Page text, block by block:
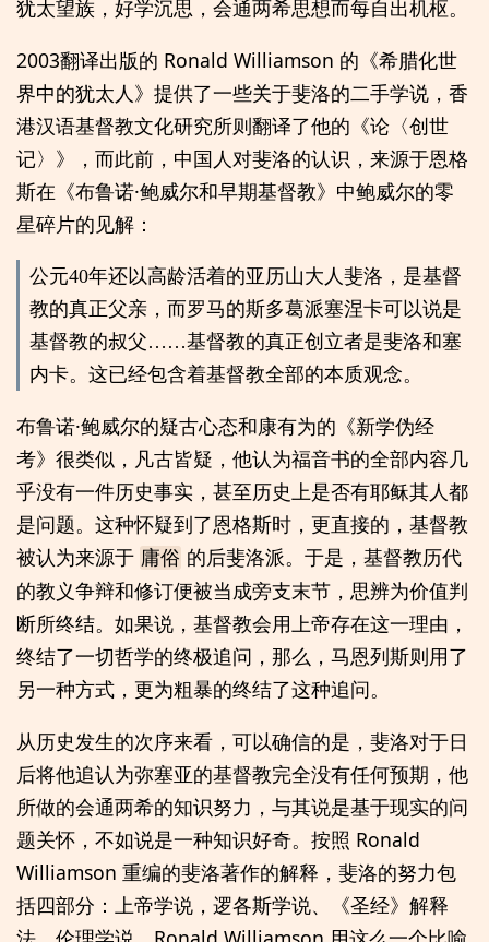
犹太望族，好学沉思，会通两希思想而每自出机枢。
2003翻译出版的 Ronald Williamson 的《希腊化世
界中的犹太人》提供了一些关于斐洛的二手学说，香
港汉语基督教文化研究所则翻译了他的《论〈创世
记〉》，而此前，中国人对斐洛的认识，来源于恩格
斯在《布鲁诺·鲍威尔和早期基督教》中鲍威尔的零
星碎片的见解：
公元40年还以高龄活着的亚历山大人斐洛，是基督
教的真正父亲，而罗马的斯多葛派塞涅卡可以说是
基督教的叔父……基督教的真正创立者是斐洛和塞
内卡。这已经包含着基督教全部的本质观念。
布鲁诺·鲍威尔的疑古心态和康有为的《新学伪经
考》很类似，凡古皆疑，他认为福音书的全部内容几
乎没有一件历史事实，甚至历史上是否有耶稣其人都
是问题。这种怀疑到了恩格斯时，更直接的，基督教
被认为来源于 庸俗 的后斐洛派。于是，基督教历代
的教义争辩和修订便被当成旁支末节，思辨为价值判
断所终结。如果说，基督教会用上帝存在这一理由，
终结了一切哲学的终极追问，那么，马恩列斯则用了
另一种方式，更为粗暴的终结了这种追问。
从历史发生的次序来看，可以确信的是，斐洛对于日
后将他追认为弥塞亚的基督教完全没有任何预期，他
所做的会通两希的知识努力，与其说是基于现实的问
题关怀，不如说是一种知识好奇。按照 Ronald
Williamson 重编的斐洛著作的解释，斐洛的努力包
括四部分：上帝学说，逻各斯学说、《圣经》解释